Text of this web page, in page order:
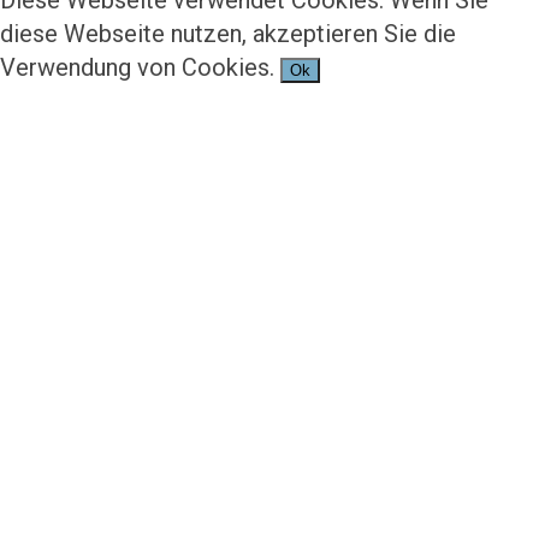
diese Webseite nutzen, akzeptieren Sie die
Verwendung von Cookies.
Ok